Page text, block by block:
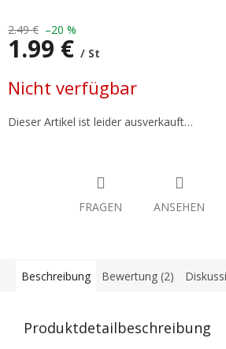
2.49 € –20 %
1.99 € / St
Nicht verfügbar
Dieser Artikel ist leider ausverkauft…
FRAGEN ANSEHEN
Beschreibung Bewertung (2)
Produktdetailbeschreibung